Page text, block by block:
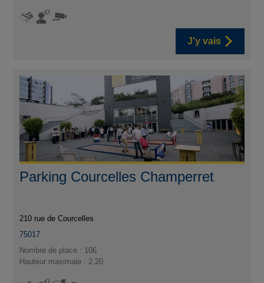
J'y vais
Parking Courcelles Champerret
210 rue de Courcelles
75017
Nombre de place : 106
Hauteur maximale : 2,20